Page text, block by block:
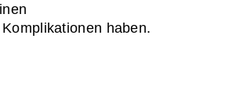
haben.